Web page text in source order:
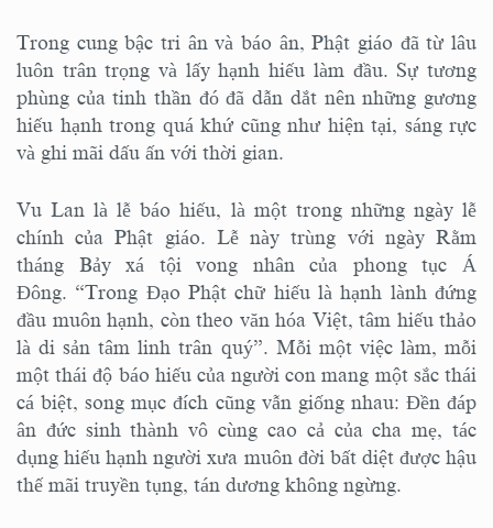
Trong cung bậc tri ân và báo ân, Phật giáo đã từ lâu
luôn trân trọng và lấy hạnh hiếu làm đầu. Sự tương
phùng của tinh thần đó đã dẫn dắt nên những gương
hiếu hạnh trong quá khứ cũng như hiện tại, sáng rực
và ghi mãi dấu ấn với thời gian.
Vu Lan là lễ báo hiếu, là một trong những ngày lễ
chính của Phật giáo. Lễ này trùng với ngày Rằm
tháng Bảy xá tội vong nhân của phong tục Á
Đông. “Trong Đạo Phật chữ hiếu là hạnh lành đứng
đầu muôn hạnh, còn theo văn hóa Việt, tâm hiếu thảo
là di sản tâm linh trân quý”. Mỗi một việc làm, mỗi
một thái độ báo hiếu của người con mang một sắc thái
cá biệt, song mục đích cũng vẫn giống nhau: Đền đáp
ân đức sinh thành vô cùng cao cả của cha mẹ, tác
dụng hiếu hạnh người xưa muôn đời bất diệt được hậu
thế mãi truyền tụng, tán dương không ngừng.